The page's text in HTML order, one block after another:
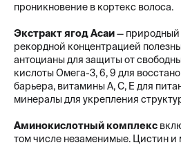
проникновение в кортекс волоса.
Экстракт ягод Асаи— природный
рекордной концентрацией
антоцианы для защиты от
кислоты Омега-3, 6, 9 для
барьера, витамины A, C, E для
минералы для укрепления
Аминокислотный комплекс
том числе незаменимые. Цистин и